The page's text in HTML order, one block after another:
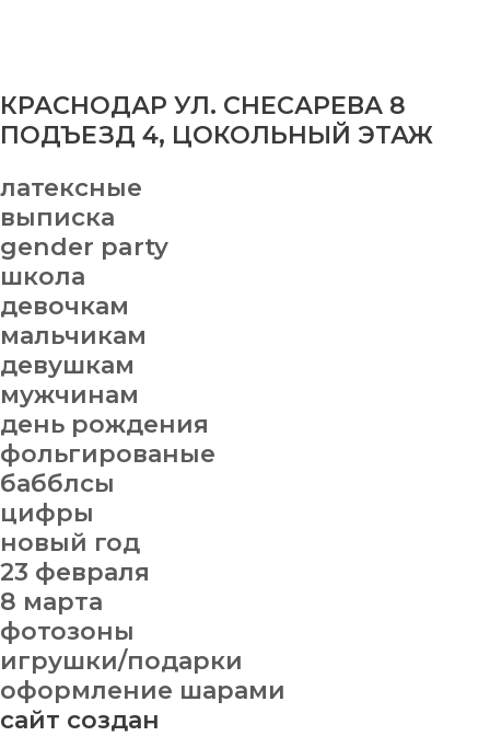
КРАСНОДАР УЛ. СНЕСАРЕВА 8
ПОДЪЕЗД 4, ЦОКОЛЬНЫЙ ЭТАЖ
латексные
выписка
gender party
школа
девочкам
мальчикам
девушкам
мужчинам
день рождения
фольгированые
бабблсы
цифры
новый год
23 февраля
8 марта
фотозоны
игрушки/подарки
оформление шарами
сайт создан